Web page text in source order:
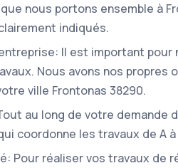
nous portons ensemble à
indiqués.
Il est important
Nous avons nos
ville Frontonas 38290.
au long de votre demande
coordonne les travaux de A à
Pour réaliser vos travaux de